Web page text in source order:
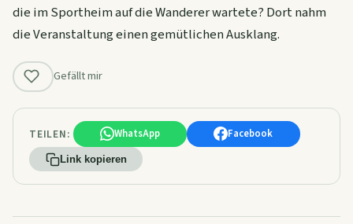
die im Sportheim auf die Wanderer wartete? Dort nahm
die Veranstaltung einen gemütlichen Ausklang.
Gefällt mir
TEILEN: WhatsApp Facebook
Link kopieren